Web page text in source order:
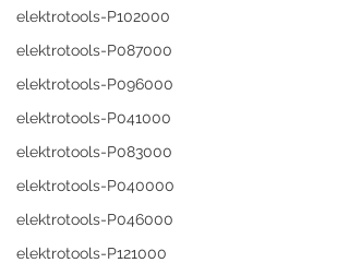
elektrotools-P102000
elektrotools-P087000
elektrotools-P096000
elektrotools-P041000
elektrotools-P083000
elektrotools-P040000
elektrotools-P046000
elektrotools-P121000